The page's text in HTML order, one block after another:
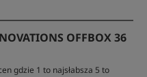
OFFBOX 36
gdzie 1 to najsłabsza 5 to